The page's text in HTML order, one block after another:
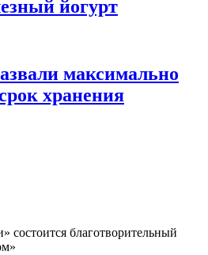
йогурт
максимально
хранения
состоится благотворительный